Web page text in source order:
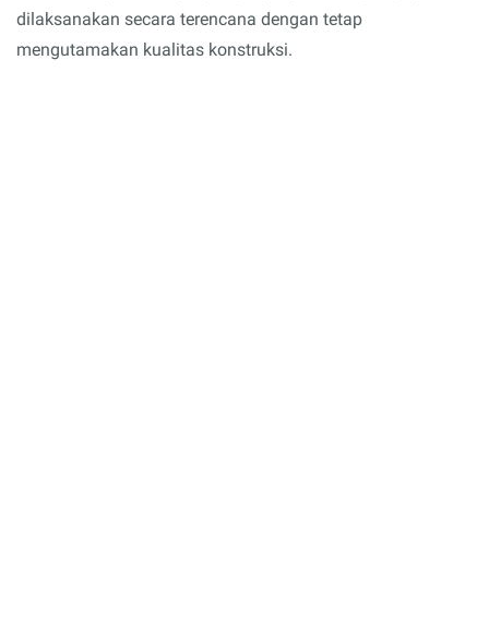
dilaksanakan secara terencana dengan tetap
mengutamakan kualitas konstruksi.